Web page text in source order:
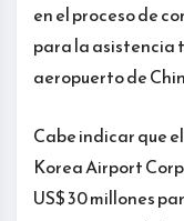
en el proceso de
para la asistencia
aeropuerto de
Cabe indicar que
Korea Airport
US$ 30 millones